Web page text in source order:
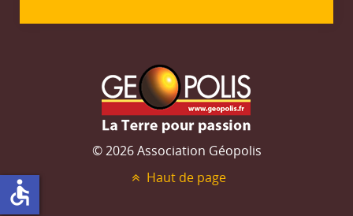
© 2026 Association Géopolis
Haut de page
accessible